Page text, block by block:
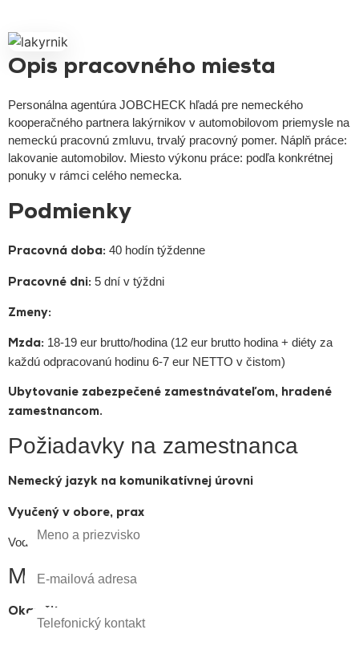
Opis pracovného miesta
Personálna agentúra JOBCHECK hľadá pre nemeckého
kooperačného partnera lakýrnikov v automobilovom priemysle na
nemeckú pracovnú zmluvu, trvalý pracovný pomer. Náplň práce:
lakovanie automobilov. Miesto výkonu práce: podľa konkrétnej
ponuky v rámci celého nemecka.
Podmienky
Pracovná doba: 40 hodín týždenne
Pracovné dni: 5 dní v týždni
Zmeny:
Mzda: 18-19 eur brutto/hodina (12 eur brutto hodina + diéty za
každú odpracovanú hodinu 6-7 eur NETTO v čistom)
Ubytovanie zabezpečené zamestnávateľom, hradené
zamestnancom.
Požiadavky na zamestnanca
Nemecký jazyk na komunikatívnej úrovni
Vyučený v obore, prax
Vodičský preukaz
Možný nástup
Okamžite